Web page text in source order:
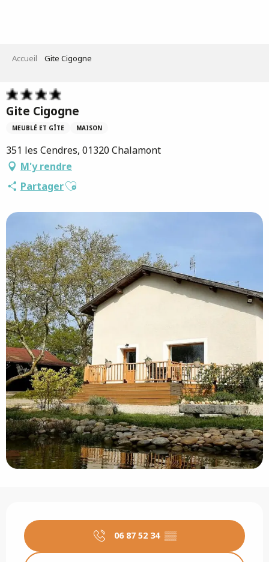
Accueil Gite Cigogne
Gite Cigogne
MEUBLÉ ET GÎTE MAISON
351 les Cendres, 01320 Chalamont
M'y rendre
PartagerAjouter aux favoris
06 87 52 34 ▒▒